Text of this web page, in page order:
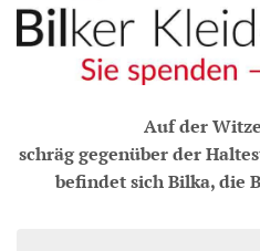
Auf der
schräg gegenüber der
befindet sich Bilka, die